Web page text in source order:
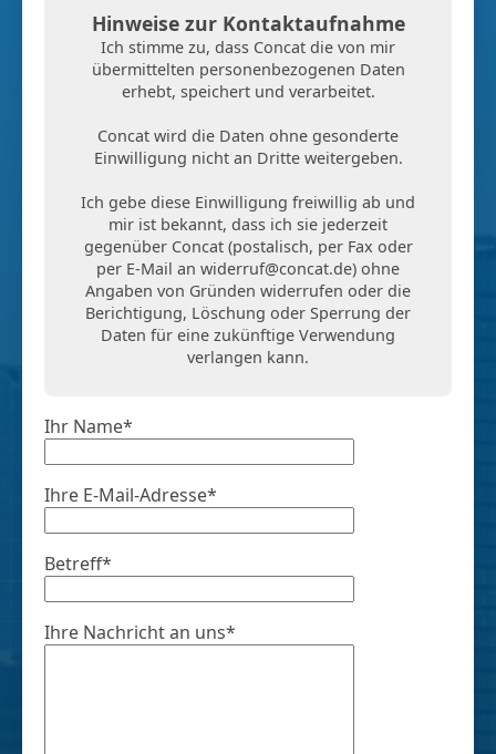
Hinweise zur Kontaktaufnahme
Ich stimme zu, dass Concat die von mir
übermittelten personenbezogenen Daten
erhebt, speichert und verarbeitet.
Concat wird die Daten ohne gesonderte
Einwilligung nicht an Dritte weitergeben.
Ich gebe diese Einwilligung freiwillig ab und
mir ist bekannt, dass ich sie jederzeit
gegenüber Concat (postalisch, per Fax oder
per E-Mail an widerruf@concat.de) ohne
Angaben von Gründen widerrufen oder die
Berichtigung, Löschung oder Sperrung der
Daten für eine zukünftige Verwendung
verlangen kann.
Ihr Name*
Ihre E-Mail-Adresse*
Betreff*
Ihre Nachricht an uns*